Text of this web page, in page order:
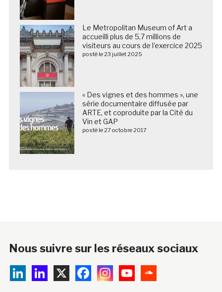
Le Metropolitan Museum of Art a
accueilli plus de 5,7 millions de
visiteurs au cours de l’exercice 2025
posté le 23 juillet 2025
« Des vignes et des hommes », une
série documentaire diffusée par
ARTE, et coproduite par la Cité du
Vin et GAP
posté le 27 octobre 2017
Nous suivre sur les réseaux sociaux